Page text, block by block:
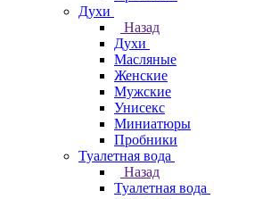
Духи
Назад
Духи
Масляные
Женские
Мужские
Унисекс
Миниатюры
Пробники
Туалетная вода
Назад
Туалетная вода